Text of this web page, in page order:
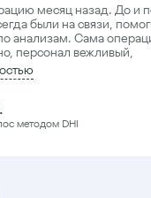
месяц назад. До и
были на связи,
анализам. Сама
персонал вежливый,
методом DHI